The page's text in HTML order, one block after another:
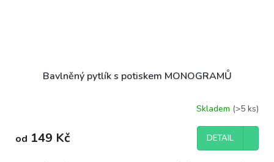
Bavlněný pytlík s potiskem MONOGRAMŮ
Skladem (>5 ks)
od 149 Kč DETAIL